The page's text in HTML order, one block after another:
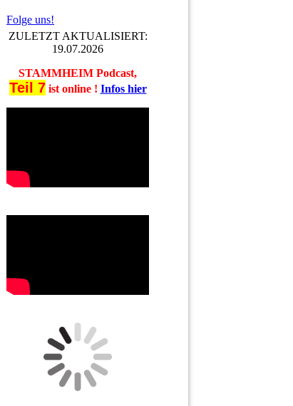
Folge uns!
ZULETZT AKTUALISIERT:
19.07.2026
STAMMHEIM Podcast,
Teil 7ist online ! Infos hier